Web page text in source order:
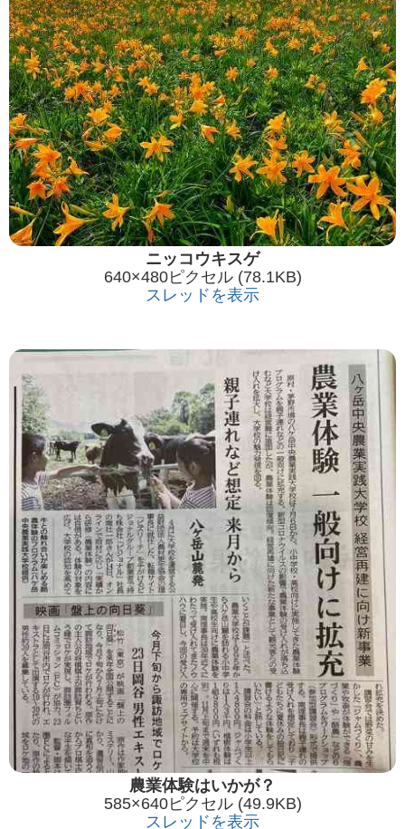
ニッコウキスゲ
640×480ピクセル (78.1KB)
スレッドを表示
農業体験はいかが？
585×640ピクセル (49.9KB)
スレッドを表示